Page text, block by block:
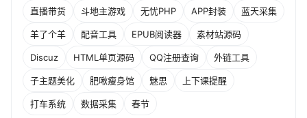
直播带货 斗地主游戏 无忧PHP APP封装 蓝天采集
羊了个羊 配音工具 EPUB阅读器 素材站源码
Discuz HTML单页源码 QQ注册查询 外链工具
子主题美化 肥啾瘦身馆 魅思 上下课提醒
打车系统 数据采集 春节